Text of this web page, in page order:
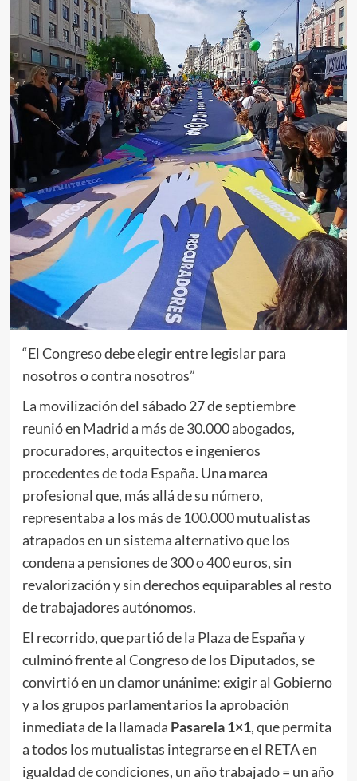
“El Congreso debe elegir entre legislar para
nosotros o contra nosotros”
La movilización del sábado 27 de septiembre
reunió en Madrid a más de 30.000 abogados,
procuradores, arquitectos e ingenieros
procedentes de toda España. Una marea
profesional que, más allá de su número,
representaba a los más de 100.000 mutualistas
atrapados en un sistema alternativo que los
condena a pensiones de 300 o 400 euros, sin
revalorización y sin derechos equiparables al resto
de trabajadores autónomos.
El recorrido, que partió de la Plaza de España y
culminó frente al Congreso de los Diputados, se
convirtió en un clamor unánime: exigir al Gobierno
y a los grupos parlamentarios la aprobación
inmediata de la llamada Pasarela 1×1, que permita
a todos los mutualistas integrarse en el RETA en
igualdad de condiciones, un año trabajado = un año